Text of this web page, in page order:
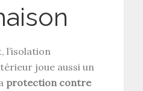
l’isolation
joue aussi un
protection contre